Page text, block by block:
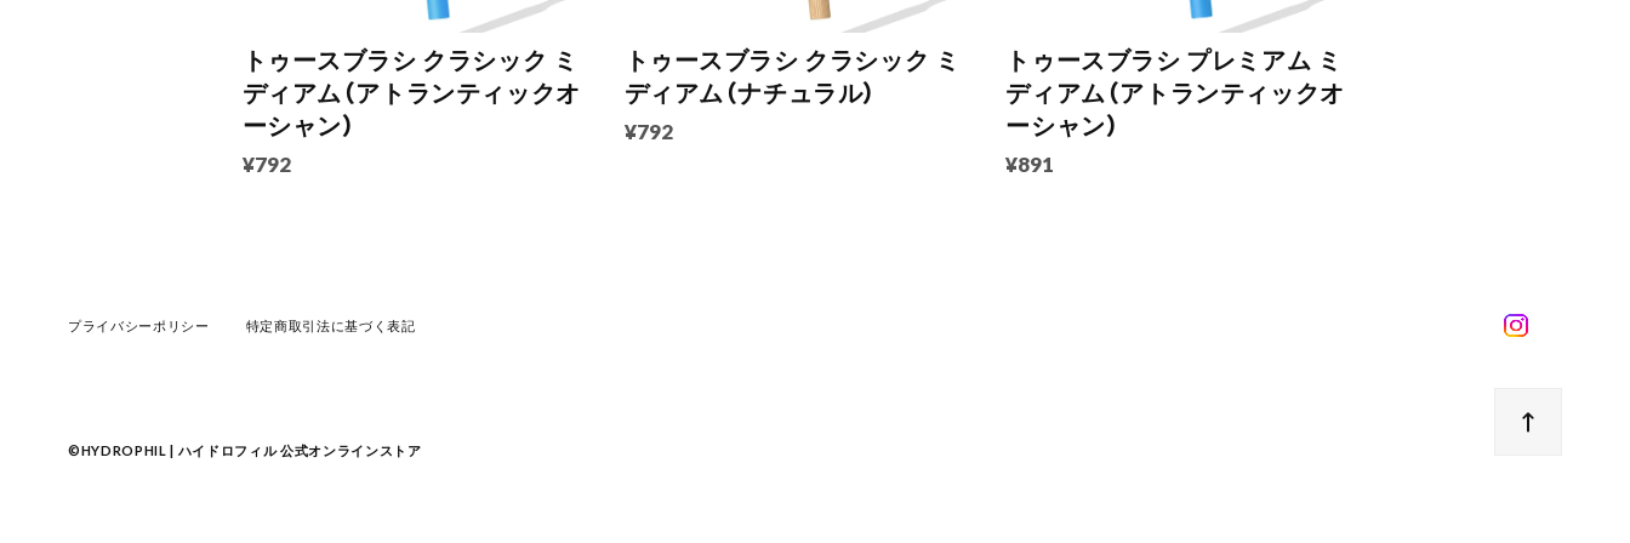
トゥースブラシ クラシック ミ
ディアム（アトランティックオ
ーシャン）
¥792
トゥースブラシ クラシック ミ
ディアム（ナチュラル）
¥792
トゥースブラシ プレミアム ミ
ディアム（アトランティックオ
ーシャン）
¥891
プライバシーポリシー 特定商取引法に基づく表記
©︎HYDROPHIL | ハイドロフィル 公式オンラインストア